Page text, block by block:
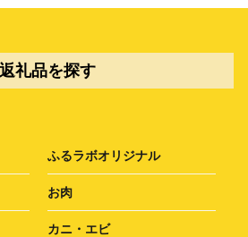
返礼品を探す
ふるラボオリジナル
お肉
カニ・エビ